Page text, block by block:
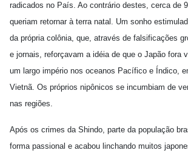
radicados no País. Ao contrário destes, cerca de
queriam retornar à terra natal. Um sonho
da própria colônia, que, através de falsificações
e jornais, reforçavam a idéia de que o Japão fora
um largo império nos oceanos Pacífico e Índico,
Vietnã. Os próprios nipônicos se incumbiam de
nas regiões.
Após os crimes da Shindo, parte da população
forma passional e acabou linchando muitos